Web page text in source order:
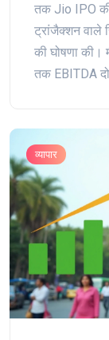
तक Jio IPO की
ट्रांजैक्शन वाले
की घोषणा की।
तक EBITDA
व्यापार